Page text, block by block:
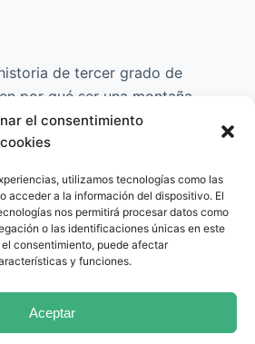
el consentimiento
utilizamos tecnologías como las
acceder a la información del dispositivo. El
nos permitirá procesar datos como
o las identificaciones únicas en este
consentimiento, puede afectar
y funciones.
Aceptar
de tercer grado de
por qué ser una montaña
buen recurso, como el que te
hacia el aprendizaje y el éxito
este examen de alta
que necesitas. No lo
y descubre los beneficios
de calidad excepcional.